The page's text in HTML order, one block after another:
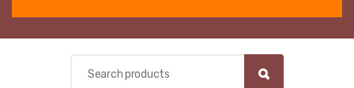
EQUINOS
BOVINOS E OVINOS